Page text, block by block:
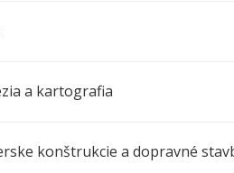
a kartografia
konštrukcie a dopravné